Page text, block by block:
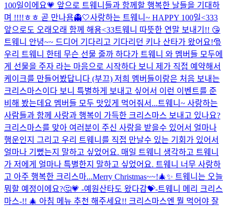
100일이에요💗 앞으로 트웨니들과 함께할 행복한 날들을 기대하
며 !!!!ㅎㅎ 곧 만나욤👻🤍사랑하는 트웨니~ HAPPY 100일<333
앞으로도 오래오래 함께 해용<33트웨니 따뜻한 연말 보내기!! 😘
트웨니 안녕~~ 드디어 기다리고 기다리던 키나 산타가 왔어요!🎅
우리 트웨니 한테 무슨 선물 줄까 하다가 트웨니 와 멤버들 모두에
게 선물을 주자 라는 마음으로 시작하다 보니 제가 직접 예약해서
케이크를 만들어봤답니다 (부끄) 저희 멤버들이랑은 처음 보내는
크리스마스이다 보니 특별하게 보내고 싶어서 이런 이벤트를 준
비해 봤는데요 멤버들 모두 맛있게 먹어줘서...트웨니~ 사랑하는
사람들과 함께 사랑과 행복이 가득한 크리스마스 보내고 있나요?
크리스마스를 맞아 여러분이 주신 사랑을 받을수 있어서 얼마나
행운인지 그리고 우리 트웨니를 직접 만날수 있는 기회가 있어서
얼마나 기뻤는지 말하고 싶었어요. 매일 트웨니 생각하고 트웨니
가 저에게 얼마나 특별한지 말하고 싶었어요. 트웨니 너무 사랑하
고 아주 행복한 크리스마...Merry Christmas~~!🎄✨ 트웨니는 오늘
뭐할 예정이에요?🤔💗 -예원산타도 왔다감💝-트웨니 메리 크리스
마스-!! 🎄 아침 메뉴 추천 해주세요!! 크리스마스엔 뭘 먹어야 잘